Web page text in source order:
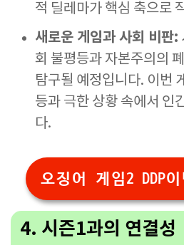
적 딜레마가 핵심 축으로
새로운 게임과 사회 비판:
회 불평등과 자본주의의
탐구될 예정입니다. 이번
등과 극한 상황 속에서 인
다.
오징어 게임2 DDP
4. 시즌1과의 연결성